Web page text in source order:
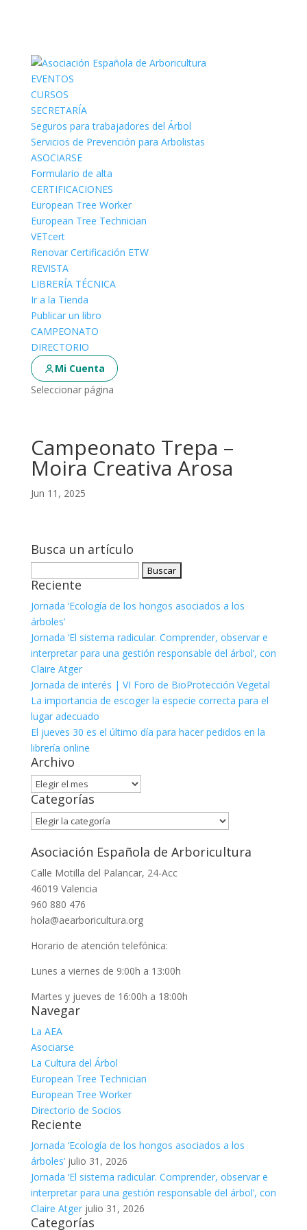
EVENTOS
CURSOS
SECRETARÍA
Seguros para trabajadores del Árbol
Servicios de Prevención para Arbolistas
ASOCIARSE
Formulario de alta
CERTIFICACIONES
European Tree Worker
European Tree Technician
VETcert
Renovar Certificación ETW
REVISTA
LIBRERÍA TÉCNICA
Ir a la Tienda
Publicar un libro
CAMPEONATO
DIRECTORIO
Mi Cuenta
Seleccionar página
Campeonato Trepa –
Moira Creativa Arosa
Jun 11, 2025
Busca un artículo
Reciente
Jornada ‘Ecología de los hongos asociados a los
árboles’
Jornada ‘El sistema radicular. Comprender, observar e
interpretar para una gestión responsable del árbol’, con
Claire Atger
Jornada de interés | VI Foro de BioProtección Vegetal
La importancia de escoger la especie correcta para el
lugar adecuado
El jueves 30 es el último día para hacer pedidos en la
librería online
Archivo
Archivo
Categorías
Categorías
Asociación Española de Arboricultura
Calle Motilla del Palancar, 24-Acc
46019 Valencia
960 880 476
hola@aearboricultura.org
Horario de atención telefónica:
Lunes a viernes de 9:00h a 13:00h
Martes y jueves de 16:00h a 18:00h
Navegar
La AEA
Asociarse
La Cultura del Árbol
European Tree Technician
European Tree Worker
Directorio de Socios
Reciente
Jornada ‘Ecología de los hongos asociados a los
árboles’ julio 31, 2026
Jornada ‘El sistema radicular. Comprender, observar e
interpretar para una gestión responsable del árbol’, con
Claire Atger julio 31, 2026
Categorías